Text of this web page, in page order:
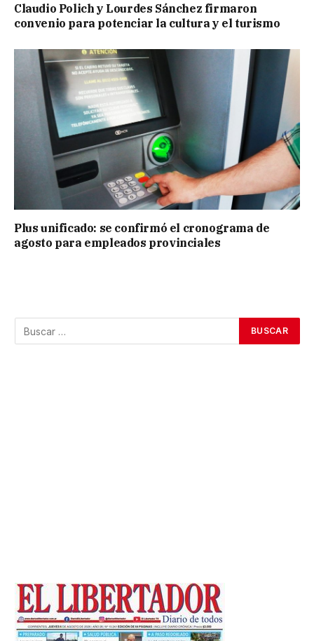
Claudio Polich y Lourdes Sánchez firmaron
convenio para potenciar la cultura y el turismo
Plus unificado: se confirmó el cronograma de
agosto para empleados provinciales